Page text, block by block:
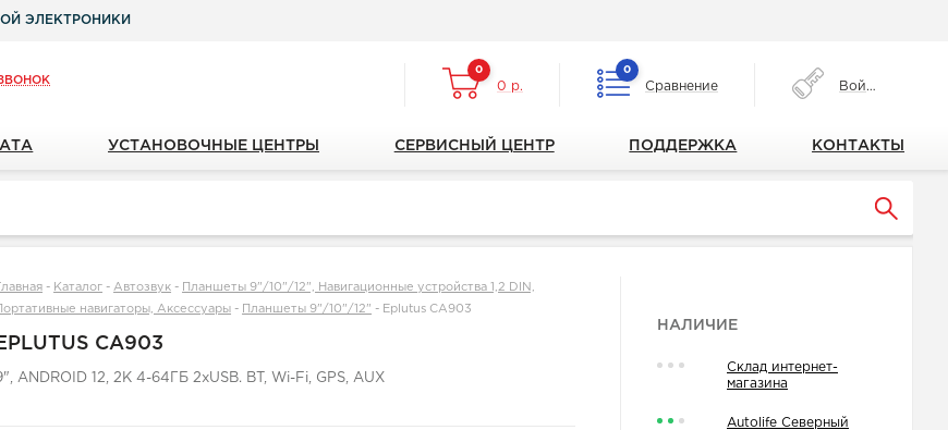
ЭЛЕКТРОНИКИ
0
0 р.
0
Сравнение Войти
УСТАНОВОЧНЫЕ ЦЕНТРЫ СЕРВИСНЫЙ ЦЕНТР ПОДДЕРЖКА КОНТАКТЫ
Главная - Каталог -Автозвук -
Планшеты 9"/10"/12", Навигационные устройства 1,2 DIN,
Портативные навигаторы, Аксессуары - Планшеты 9"/10"/12" - Eplutus CA903
CA903
ANDROID 12, 2K 4-64ГБ 2xUSB. BT, Wi-Fi, GPS, AUX
НАЛИЧИЕ
Склад интернет-
магазина
Autolife Северный